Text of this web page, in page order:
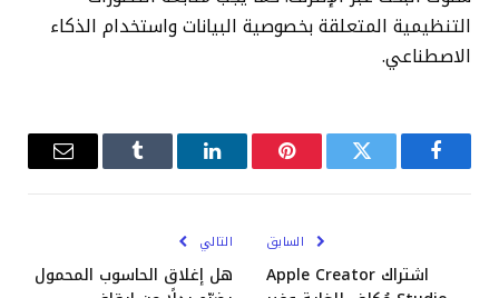
التنظيمية المتعلقة بخصوصية البيانات واستخدام الذكاء
الاصطناعي.
فيسبوكتويتر بينتيريستلينكدإن Tumblrالبريد
السابق
اشتراك Apple Creator
التالي
هل إغلاق الحاسوب المحمول